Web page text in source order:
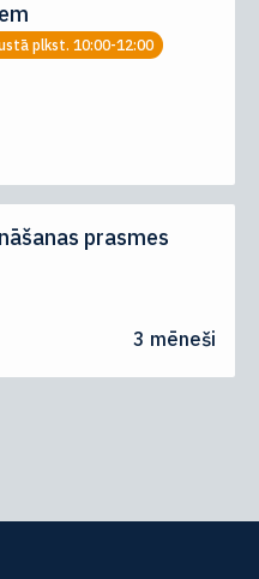
plkst. 10:00-12:00
prasmes
3 mēneši